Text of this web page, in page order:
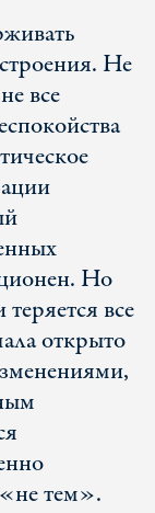
Не
все
Но
все
открыто
тем».